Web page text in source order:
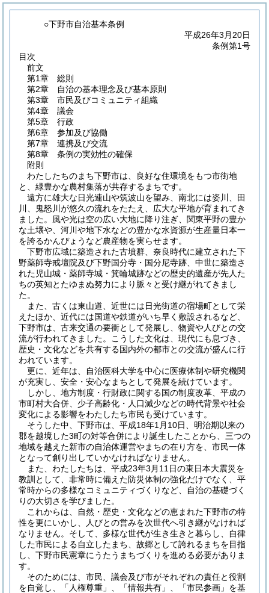
○下野市自治基本条例
平成26年3月20日
条例第1号
目次
前文
第1章
総則
第2章
自治の基本理念及び基本原則
第3章
市民及びコミュニティ組織
第4章
議会
第5章
行政
第6章
参加及び協働
第7章
連携及び交流
第8章
条例の実効性の確保
附則
わたしたちのまち下野市は、良好な住環境をもつ市街地
と、緑豊かな農村集落が共存するまちです。
遠方に雄大な日光連山や筑波山を望み、南北には姿川、田
川、鬼怒川が悠久の流れをたたえ、広大な平地が育まれてき
ました。風や光は空の広い大地に降り注ぎ、関東平野の豊か
な土壌や、河川や地下水などの豊かな水資源が生産量日本一
を誇るかんぴょうなど農産物を実らせます。
下野市広域に築造された古墳群、奈良時代に建立された下
野薬師寺戒壇院及び下野国分寺・国分尼寺跡、中世に築造さ
れた児山城・薬師寺城・箕輪城跡などの歴史的遺産が先人た
ちの英知とたゆまぬ努力により脈々と受け継がれてきまし
た。
また、古くは東山道、近世には日光街道の宿場町として栄
えたほか、近代には国道や鉄道がいち早く敷設されるなど、
下野市は、古来交通の要衝として発展し、物資や人びとの交
流が行われてきました。こうした文化は、現代にも息づき、
歴史・文化などを共有する国内外の都市との交流が盛んに行
われています。
更に、近年は、自治医科大学を中心に医療体制や研究機関
が充実し、安全・安心なまちとして発展を続けています。
しかし、地方制度・行財政に関する国の制度改革、平成の
市町村大合併、少子高齢化・人口減少などの時代背景や社会
変化による影響をわたしたち市民も受けています。
そうした中、下野市は、平成18年1月10日、明治期以来の
郡を越境した3町の対等合併により誕生したことから、三つの
地域を越えた新市の自治体運営やまちの在り方を、市民一体
となって創り出していかなければなりません。
また、わたしたちは、平成23年3月11日の東日本大震災を
教訓として、非常時に備えた防災体制の強化だけでなく、平
常時からの多様なコミュニティづくりなど、自治の基礎づく
りの大切さを学びました。
これからは、自然・歴史・文化などの恵まれた下野市の特
性を更にいかし、人びとの営みを次世代へ引き継がなければ
なりません。そして、多様な世代が生き生きと暮らし、自律
した市民による自立したまち、故郷として誇れるまちを目指
し、下野市民憲章にうたうまちづくりを進める必要がありま
す。
そのためには、市民、議会及び市がそれぞれの責任と役割
を自覚し、「人権尊重」、「情報共有」、「市民参画」を基